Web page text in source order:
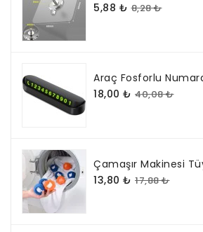
5,88 ₺ 8,28 ₺
Araç Fosforlu
18,00 ₺ 40,08 ₺
Çamaşır Makinesi
13,80 ₺ 17,88 ₺